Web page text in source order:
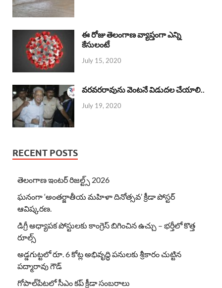
ఈ రోజు తెలంగాణ వ్యాప్తంగా ఎన్ని
కేసులంటే
July 15, 2020
వరవరరావును వెంటనే విడుదల చేయాలి..
July 19, 2020
RECENT POSTS
తెలంగాణ ఇంటర్ రిజల్ట్స్ 2026
ఘనంగా ‘అంతర్జాతీయ మహిళా దినోత్సవ’ క్రీడా పోస్టర్
ఆవిష్కరణ.
డిగ్రీ అధ్యాపక పోస్టులకు కాంగ్రెస్ బిగించిన ఉచ్చు – భర్తీలో కొత్త
రూల్స్
అడ్డగుట్టలో రూ. 6 కోట్ల అభివృద్ధి పనులకు శ్రీకారం చుట్టిన
పద్మారావు గౌడ్
గోపాల్‌పేటలో సీఎం కప్ క్రీడా సంబరాలు